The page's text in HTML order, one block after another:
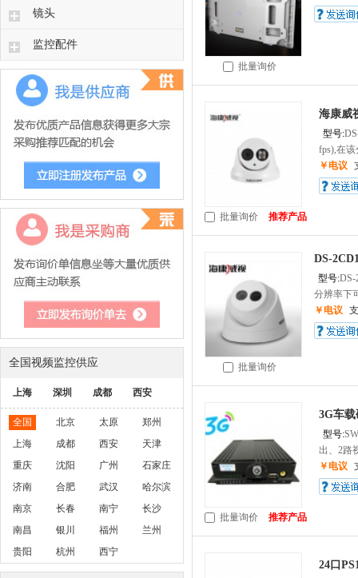
镜头
监控配件
全国视频监控供应
上海 深圳 成都 西安
全国 北京 太原
郑州
上海
成都 西安
天津
重庆
沈阳 广州
石家庄
济南
合肥 武汉
哈尔滨
南京
长春 南宁
长沙
南昌
银川 福州
兰州
贵阳
杭州 西宁
批量询价
批量询价 推荐产品
海康威
型号:
fps),在
￥电议
批量询价
DS-
型号:DS-
分辨率下
￥电议
批量询价 推荐产品
3G车
型号:
出、2路
￥电议
24口